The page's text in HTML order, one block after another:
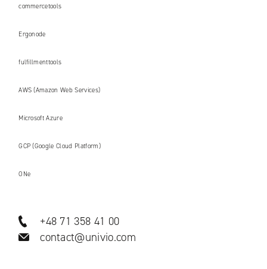
commercetools
Ergonode
fulfillmenttools
AWS (Amazon Web Services)
Microsoft Azure
GCP (Google Cloud Platform)
ONe
+48 71 358 41 00
contact@univio.com